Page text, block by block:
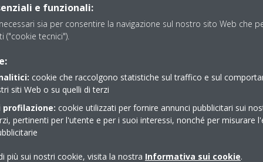
DI SACCANI
e funzionali:
sia per consentire la navigazione sul nostro sito Web che
("cookie tecnici").
cookie che raccolgono statistiche sul traffico e sul
siti Web o su quelli di terzi
profilazione: cookie utilizzati per fornire annunci pubblicitari sui
pertinenti per l'utente e per i suoi interessi, nonché per misurare
più sui nostri cookie, visita la nostra Informativa sui cookie.